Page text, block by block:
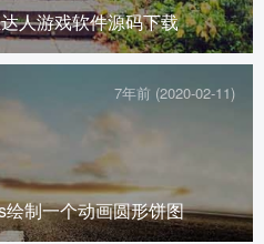
人游戏软件源码下载
7年前 (2020-02-11)
制一个动画圆形饼图